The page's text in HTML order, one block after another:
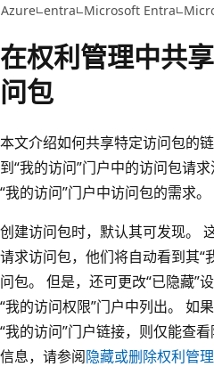
Azure entra Microsoft Entra
在权利管理中共
问包
本文介绍如何共享特定访问包的
到“我的访问”门户中的访问包请
“我的访问”门户中访问包的需求。
创建访问包时，默认其可发现。
请求访问包，他们将自动看到其“
问包。 但是，还可更改“已隐藏”
“我的访问权限”门户中列出。 如
“我的访问”门户链接，则仅能查
信息，请参阅隐藏或删除权利管